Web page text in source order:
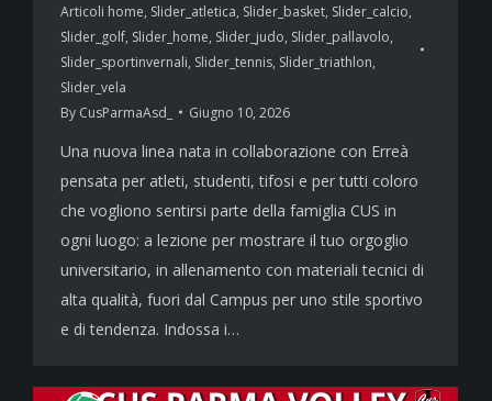
Articoli home, Slider_atletica, Slider_basket, Slider_calcio,
Slider_golf, Slider_home, Slider_judo, Slider_pallavolo,
Slider_sportinvernali, Slider_tennis, Slider_triathlon,
Slider_vela
By CusParmaAsd_ Giugno 10, 2026
Una nuova linea nata in collaborazione con Erreà
pensata per atleti, studenti, tifosi e per tutti coloro
che vogliono sentirsi parte della famiglia CUS in
ogni luogo: a lezione per mostrare il tuo orgoglio
universitario, in allenamento con materiali tecnici di
alta qualità, fuori dal Campus per uno stile sportivo
e di tendenza. Indossa i…